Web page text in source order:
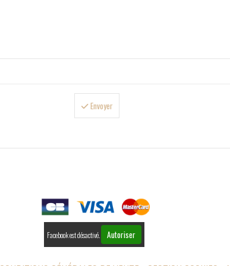
Envoyer
Facebook est désactivé. Autoriser